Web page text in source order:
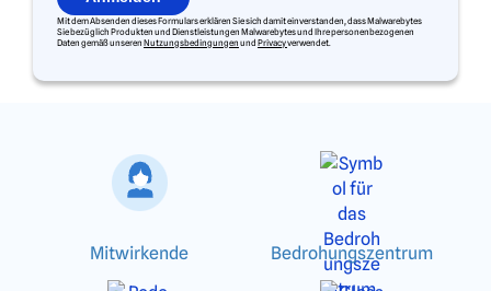
Mit dem Absenden dieses Formulars erklären Sie sich damit einverstanden, dass Malwarebytes
Sie bezüglich Produkten und Dienstleistungen Malwarebytes und Ihre personenbezogenen
Daten gemäß unseren Nutzungsbedingungen und Privacyverwendet.
Mitwirkende Bedrohungszentrum